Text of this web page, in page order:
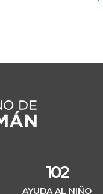
102
AYUDA AL NIÑO